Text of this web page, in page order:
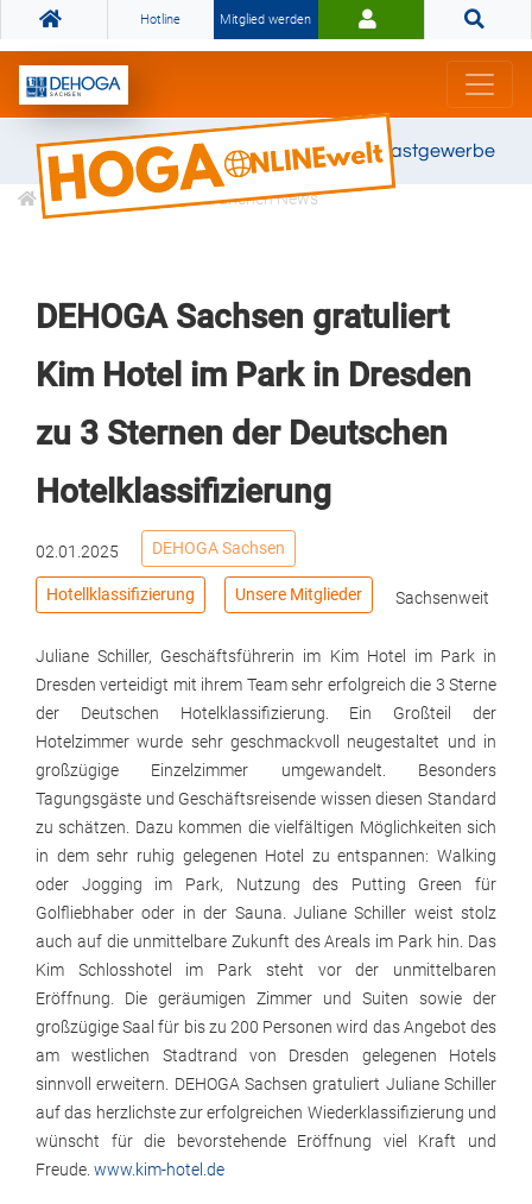
Hotline Mitglied werden
Gemeinsam stark für das Gastgewerbe
Informationen Branchen News
DEHOGA Sachsen gratuliert
Kim Hotel im Park in Dresden
zu 3 Sternen der Deutschen
Hotelklassifizierung
02.01.2025 DEHOGA Sachsen
Hotellklassifizierung Unsere Mitglieder Sachsenweit
Juliane Schiller, Geschäftsführerin im Kim Hotel im Park in
Dresden verteidigt mit ihrem Team sehr erfolgreich die 3 Sterne
der Deutschen Hotelklassifizierung. Ein Großteil der
Hotelzimmer wurde sehr geschmackvoll neugestaltet und in
großzügige Einzelzimmer umgewandelt. Besonders
Tagungsgäste und Geschäftsreisende wissen diesen Standard
zu schätzen. Dazu kommen die vielfältigen Möglichkeiten sich
in dem sehr ruhig gelegenen Hotel zu entspannen: Walking
oder Jogging im Park, Nutzung des Putting Green für
Golfliebhaber oder in der Sauna. Juliane Schiller weist stolz
auch auf die unmittelbare Zukunft des Areals im Park hin. Das
Kim Schlosshotel im Park steht vor der unmittelbaren
Eröffnung. Die geräumigen Zimmer und Suiten sowie der
großzügige Saal für bis zu 200 Personen wird das Angebot des
am westlichen Stadtrand von Dresden gelegenen Hotels
sinnvoll erweitern. DEHOGA Sachsen gratuliert Juliane Schiller
auf das herzlichste zur erfolgreichen Wiederklassifizierung und
wünscht für die bevorstehende Eröffnung viel Kraft und
Freude. www.kim-hotel.de